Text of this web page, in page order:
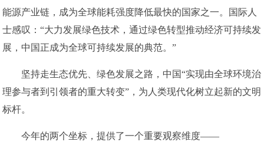
能源产业链，成为全球能耗强度降低最快的国家之一。国际人
士感叹：“大力发展绿色技术，通过绿色转型推动经济可持续发
展，中国正成为全球可持续发展的典范。”
坚持走生态优先、绿色发展之路，中国“实现由全球环境治
理参与者到引领者的重大转变”，为人类现代化树立起新的文明
标杆。
今年的两个坐标，提供了一个重要观察维度——